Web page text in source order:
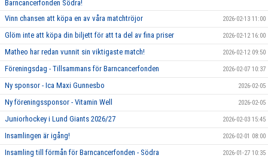
Barncancerfonden Södra!
Vinn chansen att köpa en av våra matchtröjor 2026-02-13 11:00
Glöm inte att köpa din biljett för att ta del av fina priser 2026-02-12 16:00
Matheo har redan vunnit sin viktigaste match! 2026-02-12 09:50
Föreningsdag - Tillsammans för Barncancerfonden 2026-02-07 10:37
Ny sponsor - Ica Maxi Gunnesbo 2026-02-05
Ny föreningssponsor - Vitamin Well 2026-02-05
Juniorhockey i Lund Giants 2026/27 2026-02-03 15:45
Insamlingen är igång! 2026-02-01 08:00
Insamling till förmån för Barncancerfonden - Södra 2026-01-27 10:35